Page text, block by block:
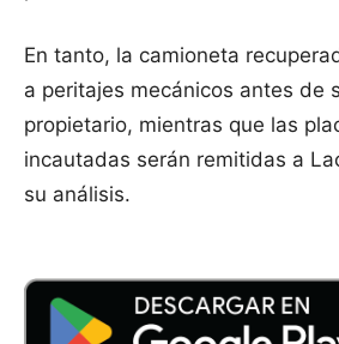
En tanto, la camioneta
a peritajes mecánicos antes de
propietario, mientras que las
incautadas serán remitidas a
su análisis.